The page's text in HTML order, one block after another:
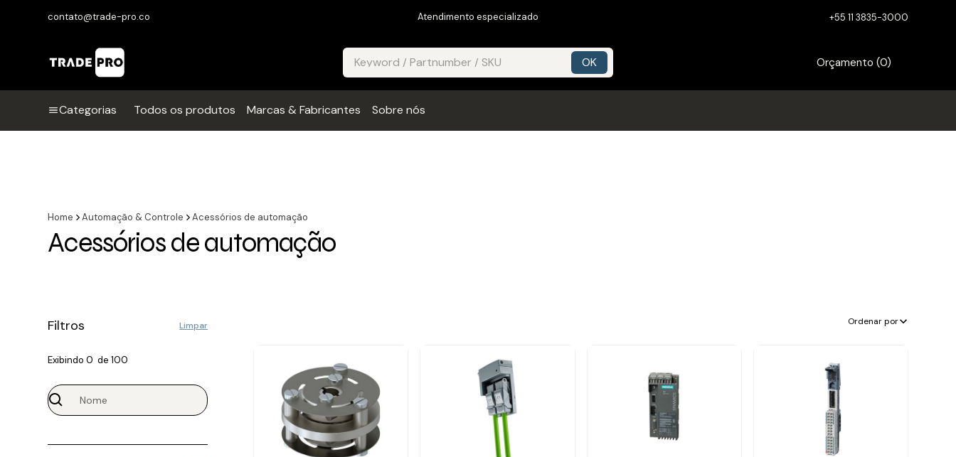
contato@trade-pro.co Atendimento especializado +55 11 3835-3000
Orçamento (0)
Categorias Todos os produtos Marcas & Fabricantes Sobre nós
Home Automação & Controle Acessórios de automação
Acessórios de automação
Filtros Limpar
Exibindo0 de100
Ordenar por